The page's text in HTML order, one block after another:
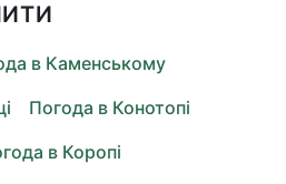
в Каменському
Погода в Конотопі
в Коропі